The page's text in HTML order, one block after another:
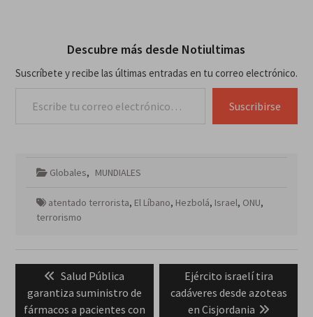
Descubre más desde Notiultimas
Suscríbete y recibe las últimas entradas en tu correo electrónico.
Suscribirse
Globales, MUNDIALES
atentado terrorista, El Líbano, Hezbolá, Israel, ONU,
terrorismo
Navegación
entradas
Previous
post:
Salud Pública
garantiza suministro de
fármacos a pacientes con
Next
post:
Ejército israelí tira
cadáveres desde azoteas
en Cisjordania